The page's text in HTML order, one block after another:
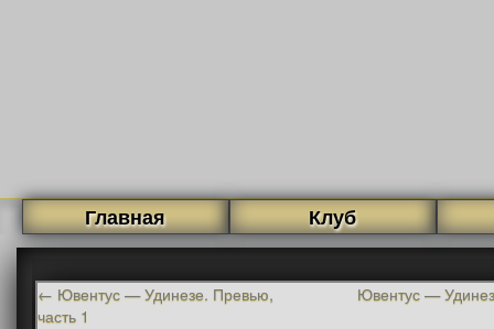
Главная Клуб
← Ювентус — Удинезе. Превью,
часть 1
Ювентус —